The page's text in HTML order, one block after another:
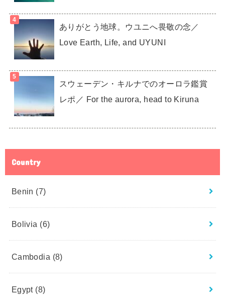
ありがとう地球。ウユニへ畏敬の念／
Love Earth, Life, and UYUNI
スウェーデン・キルナでのオーロラ鑑賞
レポ／ For the aurora, head to Kiruna
Country
Benin (7)
Bolivia (6)
Cambodia (8)
Egypt (8)